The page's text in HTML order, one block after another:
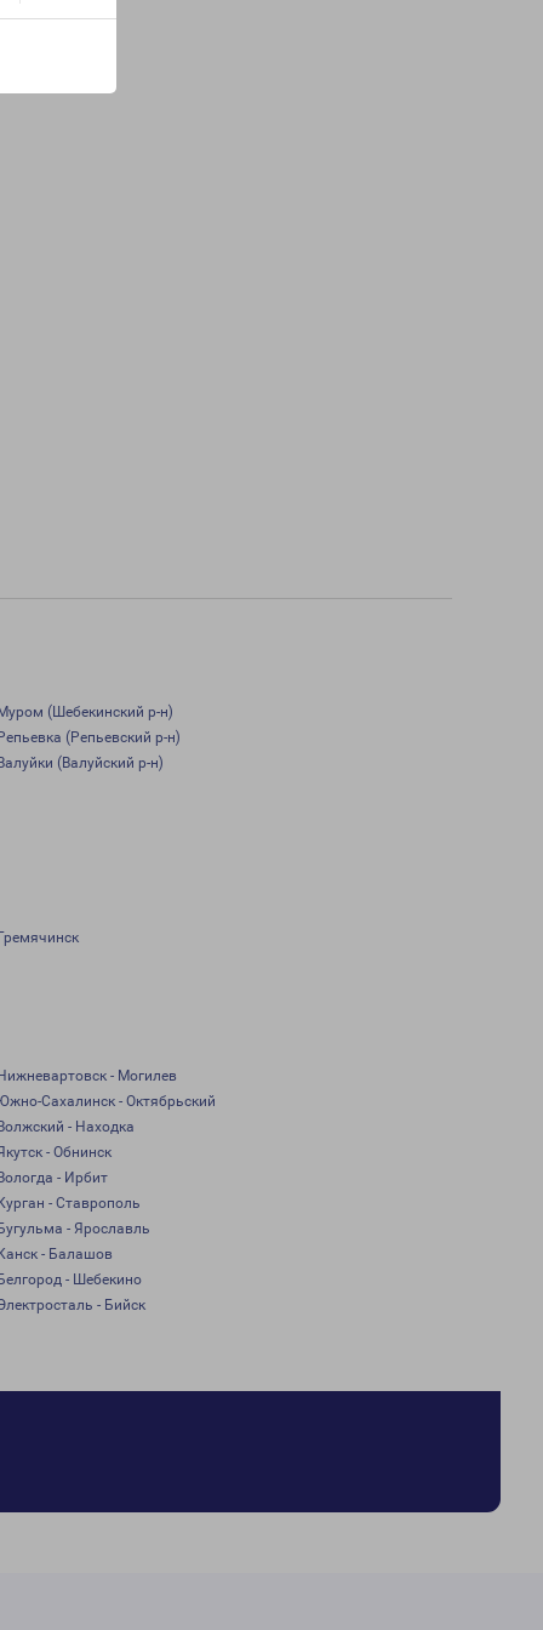
(Шебекинский р-н)
(Репьевский р-н)
(Валуйский р-н)
- Могилев
Сахалинск - Октябрьский
- Находка
- Обнинск
- Ирбит
- Ставрополь
- Ярославль
- Балашов
- Шебекино
- Бийск